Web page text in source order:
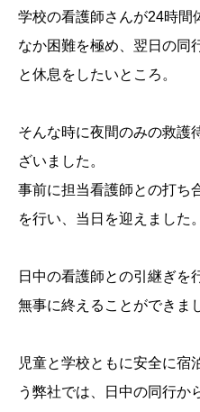
学校の看護師さんが24時間
なか困難を極め、翌日の同
と休息をしたいところ。
そんな時に夜間のみの救護
ざいました。
事前に担当看護師との打ち
を行い、当日を迎えました。
日中の看護師との引継ぎを
無事に終えることができま
児童と学校ともに安全に宿
う弊社では、日中の同行か